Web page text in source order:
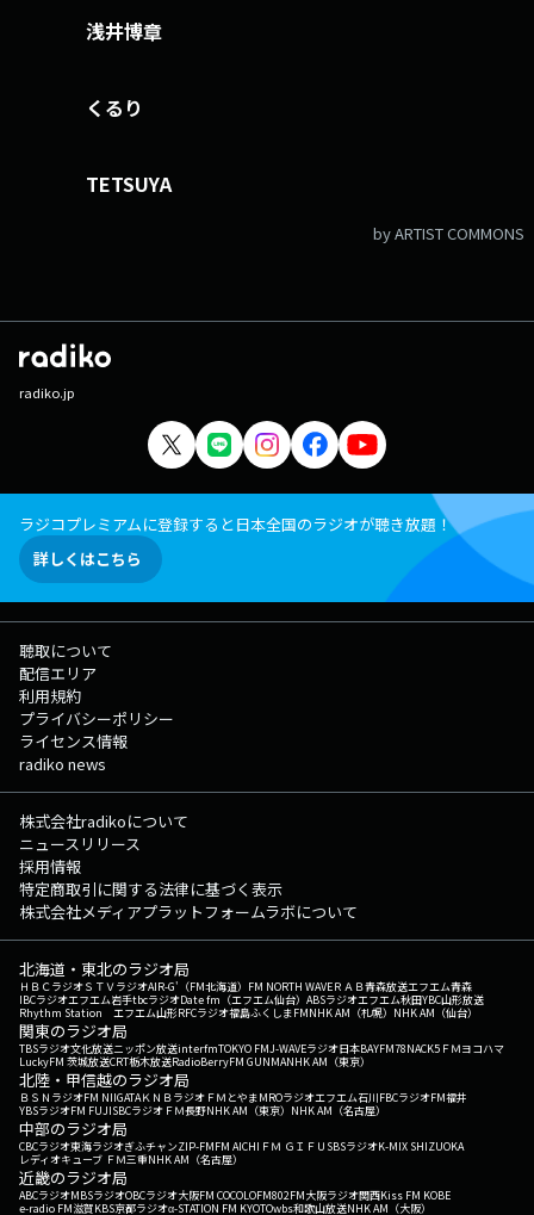
浅井博章
くるり
TETSUYA
by ARTIST COMMONS
radiko.jp
ラジコプレミアムに登録すると日本全国のラジオが聴き放題！
詳しくはこちら
聴取について
配信エリア
利用規約
プライバシーポリシー
ライセンス情報
radiko news
株式会社radikoについて
ニュースリリース
採用情報
特定商取引に関する法律に基づく表示
株式会社メディアプラットフォームラボについて
北海道・東北のラジオ局
ＨＢＣラジオＳＴＶラジオAIR-G'（FM北海道） FM NORTH WAVEＲＡＢ青森放送エフエム青森
IBCラジオエフエム岩手tbcラジオDate fm（エフエム仙台） ABSラジオエフエム秋田YBC山形放送
Rhythm Station エフエム山形RFCラジオ福島ふくしまFMNHK AM（札幌） NHK AM（仙台）
関東のラジオ局
TBSラジオ文化放送ニッポン放送interfmTOKYO FMJ-WAVEラジオ日本BAYFM78NACK5 ＦＭヨコハマ
LuckyFM 茨城放送CRT栃木放送RadioBerryFM GUNMANHK AM（東京）
北陸・甲信越のラジオ局
ＢＳＮラジオFM NIIGATAＫＮＢラジオ ＦＭとやまMROラジオエフエム石川FBCラジオFM福井
YBSラジオFM FUJISBCラジオ ＦＭ長野NHK AM（東京） NHK AM（名古屋）
中部のラジオ局
CBCラジオ東海ラジオぎふチャンZIP-FMFM AICHI ＦＭ ＧＩＦＵ SBSラジオK-MIX SHIZUOKA
レディオキューブ ＦＭ三重NHK AM（名古屋）
近畿のラジオ局
ABCラジオMBSラジオOBCラジオ大阪FM COCOLOFM802FM大阪ラジオ関西Kiss FM KOBE
e-radio FM滋賀KBS京都ラジオα-STATION FM KYOTOwbs和歌山放送NHK AM（大阪）